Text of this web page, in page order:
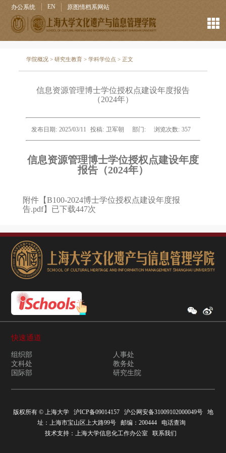
办公系统 EN 原图情档系网站
学院概况 >研究生教育 >学科学位点 > 正文
信息资源管理博士学位授权点建设年度报告
（2024年）
发布日期: 2025/03/11 投稿: 卫军朝 部门: 浏览次数: 357
信息资源管理博士学位授权点建设年度
报告（2024年）
附件【B100-2024博士学位授权点建设年度报
告.pdf】已下载447次
快速通道
组织部
人事处
文科处
教务处
国际部
研究生院
版权所有 ©上海大学 沪ICP备09014157 沪公网安备31009102000049号地
址：上海市宝山区上大路99号 邮编：200444 电话查询
技术支持： 上海大学信息化工作办公室 联系我们